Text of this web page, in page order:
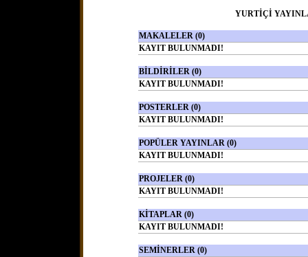
YURTİÇİ
MAKALELER (0)
KAYIT BULUNMADI!
BİLDİRİLER (0)
KAYIT BULUNMADI!
POSTERLER (0)
KAYIT BULUNMADI!
POPÜLER YAYINLAR (0)
KAYIT BULUNMADI!
PROJELER (0)
KAYIT BULUNMADI!
KİTAPLAR (0)
KAYIT BULUNMADI!
SEMİNERLER (0)